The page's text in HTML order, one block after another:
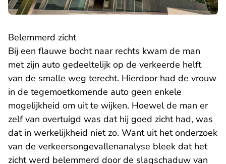
Belemmerd zicht
Bij een flauwe bocht naar rechts kwam de man
met zijn auto gedeeltelijk op de verkeerde helft
van de smalle weg terecht. Hierdoor had de vrouw
in de tegemoetkomende auto geen enkele
mogelijkheid om uit te wijken. Hoewel de man er
zelf van overtuigd was dat hij goed zicht had, was
dat in werkelijkheid niet zo. Want uit het onderzoek
van de verkeersongevallenanalyse bleek dat het
zicht werd belemmerd door de slagschaduw van